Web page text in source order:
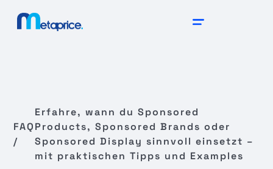
FAQ
/
Erfahre, wann du Sponsored
Products, Sponsored Brands oder
Sponsored Display sinnvoll einsetzt –
mit praktischen Tipps und Examples